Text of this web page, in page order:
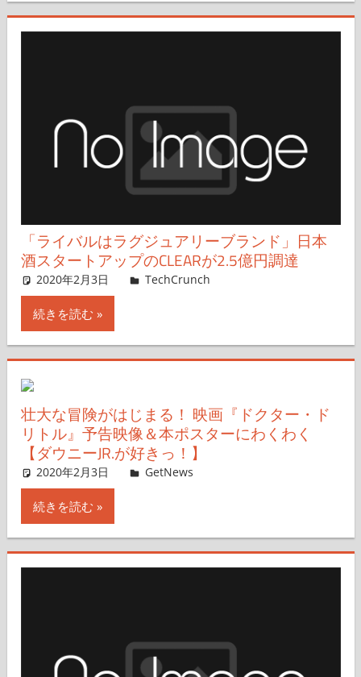
「ライバルはラグジュアリーブランド」日本
酒スタートアップのCLEARが2.5億円調達
2020年2月3日 Wakako Mukohata
TechCrunch
続きを読む
壮大な冒険がはじまる！ 映画『ドクター・ド
リトル』予告映像＆本ポスターにわくわく
【ダウニーJR.が好きっ！】
2020年2月3日 GetNews
続きを読む